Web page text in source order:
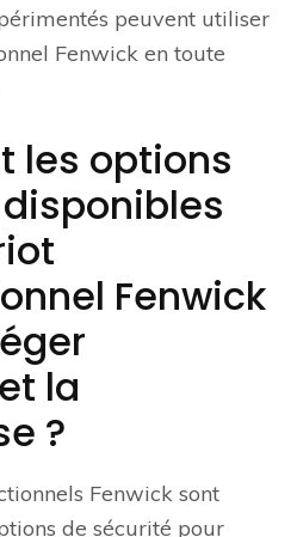
peuvent utiliser
Fenwick en toute
les options
Fenwick
la
?
Fenwick sont
de sécurité pour